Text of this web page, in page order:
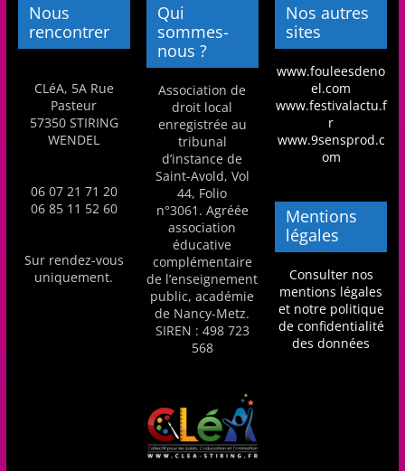
Nous
rencontrer
CLéA, 5A Rue
Pasteur
57350 STIRING
WENDEL
06 07 21 71 20
06 85 11 52 60
Sur rendez-vous
uniquement.
Qui
sommes-
nous ?
Association de
droit local
enregistrée au
tribunal
d’instance de
Saint-Avold, Vol
44, Folio
n°3061. Agréée
association
éducative
complémentaire
de l’enseignement
public, académie
de Nancy-Metz.
SIREN : 498 723
568
Nos autres
sites
www.fouleesdeno
el.com
www.festivalactu.f
r
www.9sensprod.c
om
Mentions
légales
Consulter nos
mentions légales
et notre politique
de confidentialité
des données